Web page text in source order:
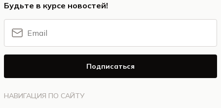
НАВИГАЦИЯ ПО САЙТУ
Будьте в курсе новостей!
Подписаться